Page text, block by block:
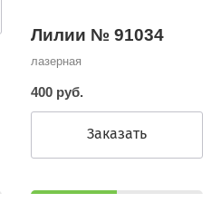
Лилии № 91034
лазерная
400 руб.
Заказать